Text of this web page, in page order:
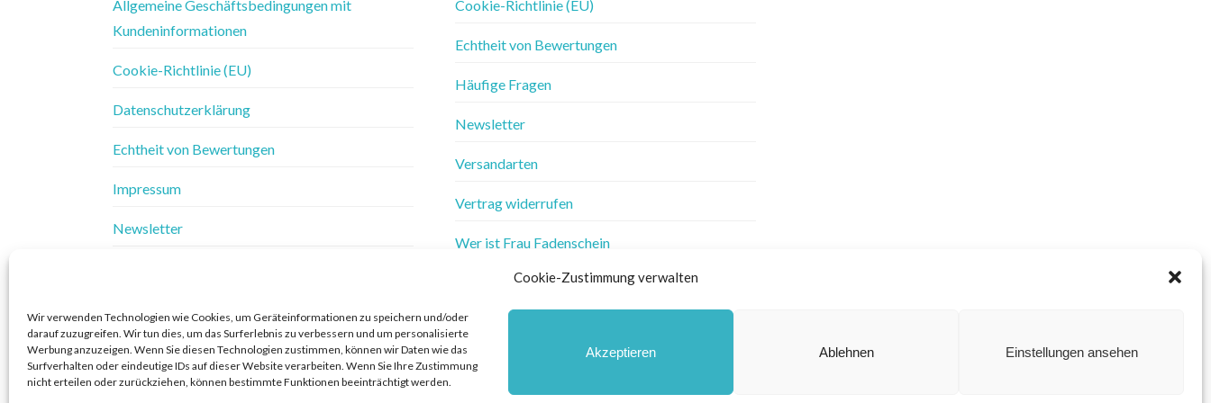
Cookie-Zustimmung verwalten
Wir verwenden Technologien wie Cookies, um Geräteinformationen zu speichern und/oder
darauf zuzugreifen. Wir tun dies, um das Surferlebnis zu verbessern und um personalisierte
Werbung anzuzeigen. Wenn Sie diesen Technologien zustimmen, können wir Daten wie das
Surfverhalten oder eindeutige IDs auf dieser Website verarbeiten. Wenn Sie Ihre Zustimmung
nicht erteilen oder zurückziehen, können bestimmte Funktionen beeinträchtigt werden.
Akzeptieren Ablehnen Einstellungen ansehen
Allgemeine Geschäftsbedingungen mit
Kundeninformationen
Cookie-Richtlinie (EU)
Datenschutzerklärung
Echtheit von Bewertungen
Impressum
Newsletter
Widerrufsbelehrung & Widerrufsformular
Cookie-Richtlinie (EU)
Echtheit von Bewertungen
Häufige Fragen
Newsletter
Versandarten
Vertrag widerrufen
Wer ist Frau Fadenschein
Widerrufsbelehrung
Zahlungsarten